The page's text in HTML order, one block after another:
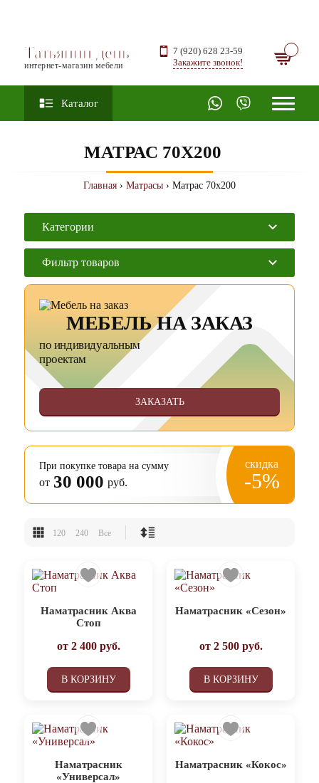
Татьянин день
интернет-магазин мебели
7 (920) 628 23-59
Закажите звонок!
Каталог
МАТРАС 70Х200
Главная › Матрасы › Матрас 70х200
Категории
Фильтр товаров
МЕБЕЛЬ НА ЗАКАЗ
по индивидуальным
проектам
ЗАКАЗАТЬ
При покупке товара на сумму
от 30 000 руб.
скидка
-5%
120 240 Все
Наматрасник Аква
Стоп
от 2 400руб.
В КОРЗИНУ
Наматрасник «Сезон»
от 2 500руб.
В КОРЗИНУ
Наматрасник
«Универсал»
Наматрасник «Кокос»